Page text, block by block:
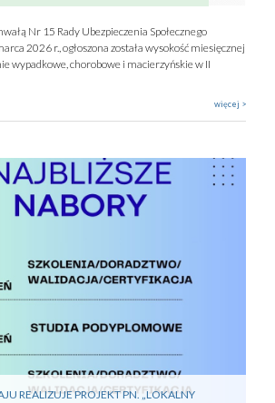
Nr 15 Rady Ubezpieczenia Społecznego
2026 r., ogłoszona została wysokość miesięcznej
wypadkowe, chorobowe i macierzyńskie w II
więcej >
REALIZUJE PROJEKT PN. „LOKALNY